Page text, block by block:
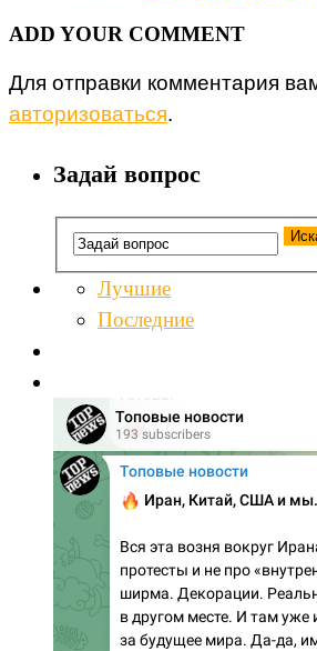
ADD YOUR COMMENT
Для отправки комментария
авторизоваться.
Задай вопрос
Лучшие
Последние